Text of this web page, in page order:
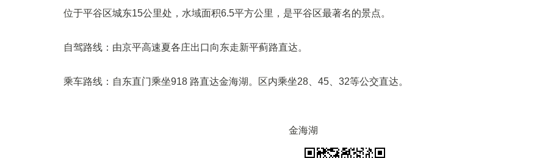
位于平谷区城东15公里处，水域面积6.5平方公里，是平谷区最著名的景点。
自驾路线：由京平高速夏各庄出口向东走新平蓟路直达。
乘车路线：自东直门乘坐918 路直达金海湖。区内乘坐28、45、32等公交直达。
金海湖